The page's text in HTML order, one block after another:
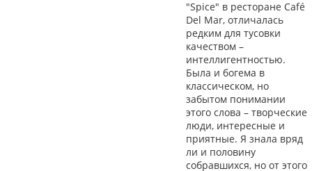
"Spice" в ресторане Café
Del Mar, отличалась
редким для тусовки
качеством –
интеллигентностью.
Была и богема в
классическом, но
забытом понимании
этого слова – творческие
люди, интересные и
приятные. Я знала вряд
ли и половину
собравшихся, но от этого